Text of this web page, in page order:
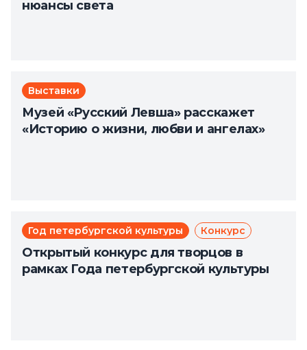
нюансы света
Выставки
Музей «Русский Левша» расскажет
«Историю о жизни, любви и ангелах»
Год петербургской культуры Конкурс
Открытый конкурс для творцов в
рамках Года петербургской культуры